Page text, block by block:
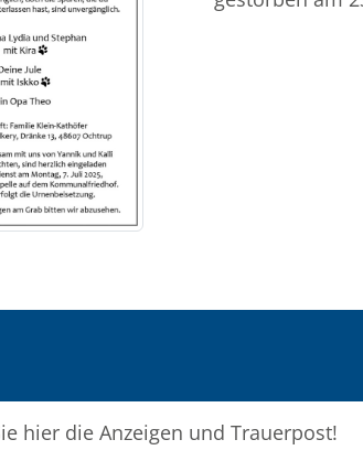
hier die Anzeigen und Trauerpost!